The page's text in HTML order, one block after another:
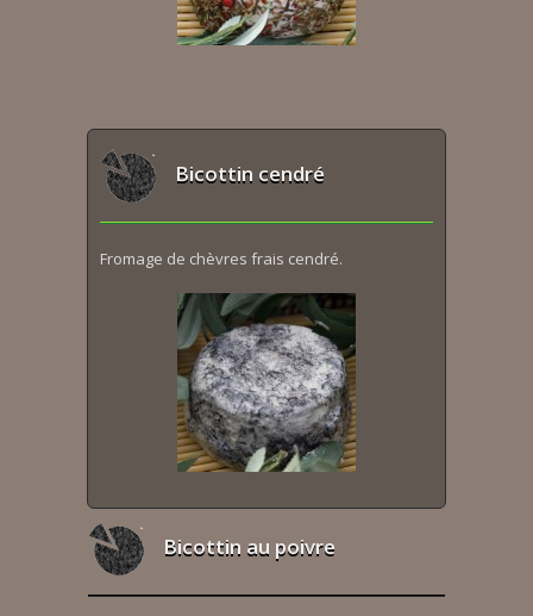
Bicottin cendré
Fromage de chèvres frais cendré.
Bicottin au poivre